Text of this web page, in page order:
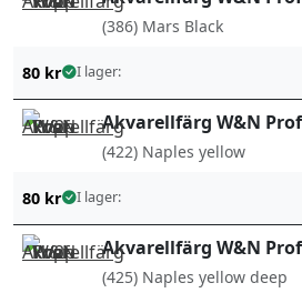
(386) Mars Black
80 kr I lager:
Akvarellfärg W&N
(422) Naples yellow
80 kr I lager:
Akvarellfärg W&N
(425) Naples yellow deep